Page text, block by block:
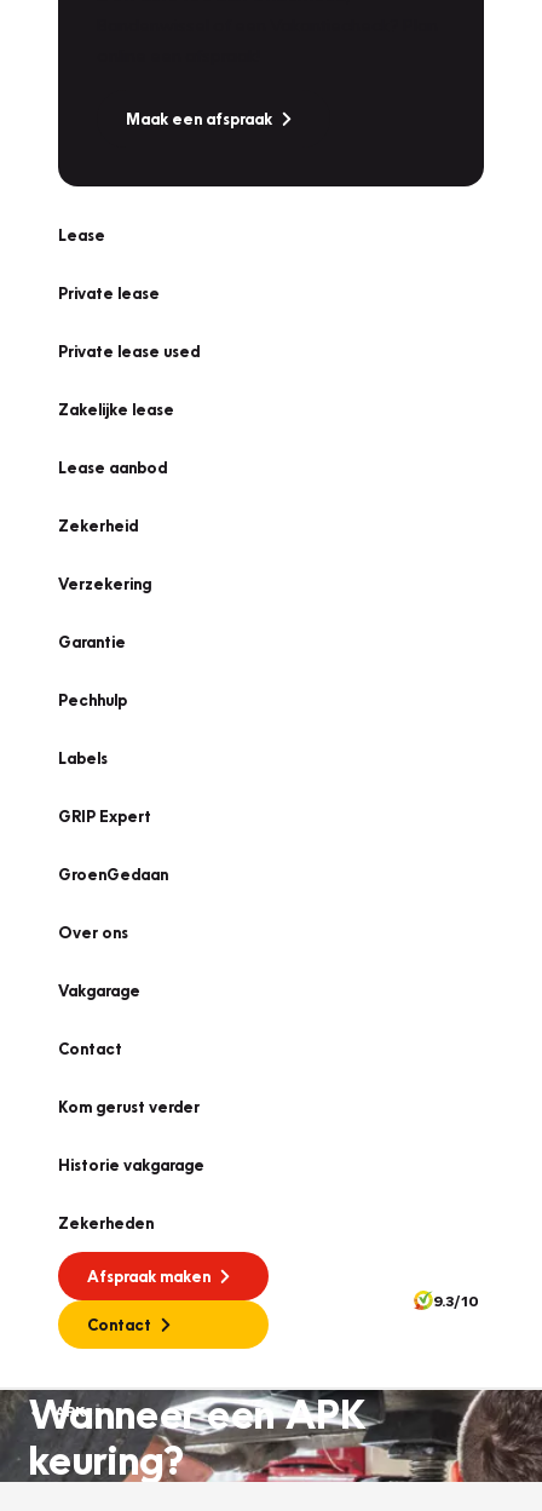
Maak een afspraak
Lease
Private lease
Private lease used
Zakelijke lease
Lease aanbod
Zekerheid
Verzekering
Garantie
Pechhulp
Labels
GRIP Expert
GroenGedaan
Over ons
Vakgarage
Contact
Kom gerust verder
Historie vakgarage
Zekerheden
Afspraak maken
Contact
9.3/10
APK
Wanneer een APK
keuring?